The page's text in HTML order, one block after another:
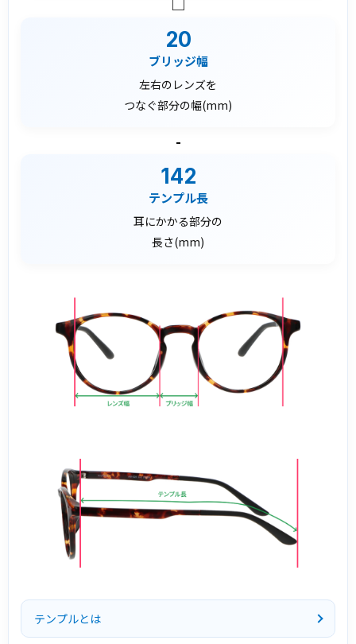
20
ブリッジ幅
左右のレンズを
つなぐ部分の幅(mm)
-
142
テンプル長
耳にかかる部分の
長さ(mm)
テンプルとは